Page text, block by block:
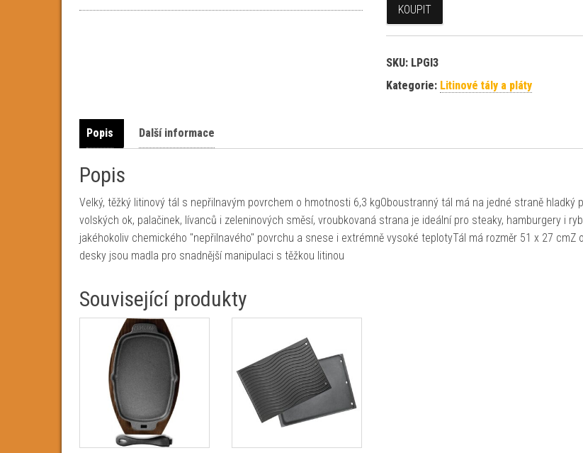
KOUPIT
SKU: LPGI3
Kategorie: Litinové tály a pláty
Popis Další informace
Popis
Velký, těžký litinový tál s nepřilnavým povrchem o hmotnosti 6,3 kgOboustranný tál má na jedné straně hladký
volských ok, palačinek, lívanců i zeleninových směsí, vroubkovaná strana je ideální pro steaky, hamburgery i
jakéhokoliv chemického "nepřilnavého" povrchu a snese i extrémně vysoké teplotyTál má rozměr 51 x 27 cmZ
desky jsou madla pro snadnější manipulaci s těžkou litinou
Související produkty